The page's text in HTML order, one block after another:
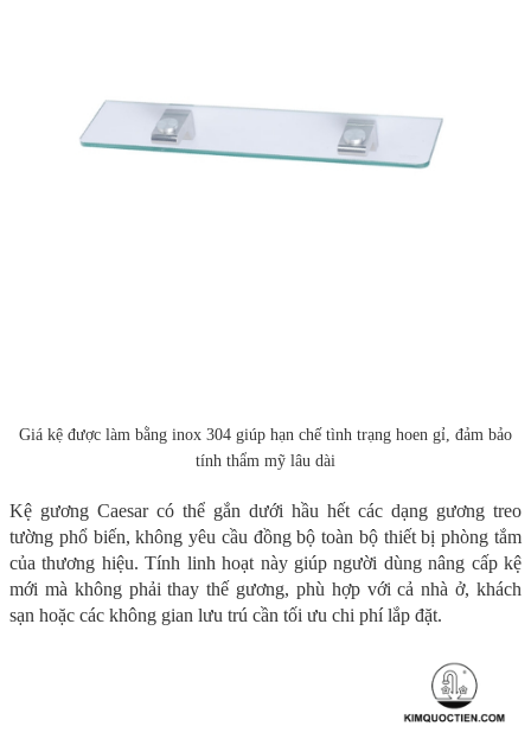
Giá kệ được làm bằng inox 304 giúp hạn chế tình trạng hoen gỉ, đảm bảo
tính thẩm mỹ lâu dài
Kệ gương Caesar có thể gắn dưới hầu hết các dạng gương treo
tường phổ biến, không yêu cầu đồng bộ toàn bộ thiết bị phòng tắm
của thương hiệu. Tính linh hoạt này giúp người dùng nâng cấp kệ
mới mà không phải thay thế gương, phù hợp với cả nhà ở, khách
sạn hoặc các không gian lưu trú cần tối ưu chi phí lắp đặt.